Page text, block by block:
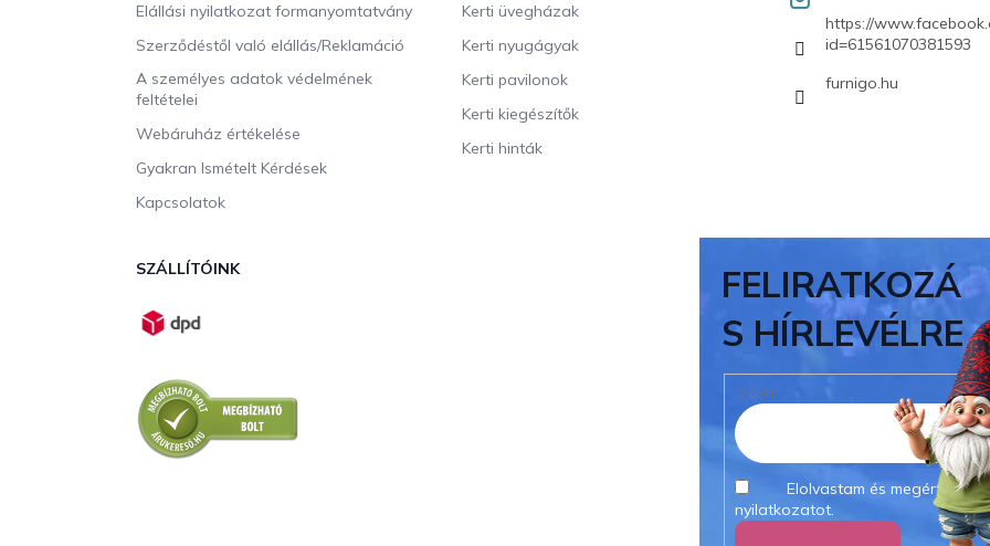
Elállási nyilatkozat formanyomtatvány
Szerződéstől való elállás/Reklamáció
A személyes adatok védelmének
feltételei
Webáruház értékelése
Gyakran Ismételt Kérdések
Kapcsolatok
Kerti üvegházak
Kerti nyugágyak
Kerti pavilonok
Kerti kiegészítők
Kerti hinták
https://
id=61561070381593
furnigo.hu
SZÁLLÍTÓINK
FELIRATKOZÁ
S HÍRLEVÉLRE
E-MAIL
Elolvastam és
nyilatkozatot.